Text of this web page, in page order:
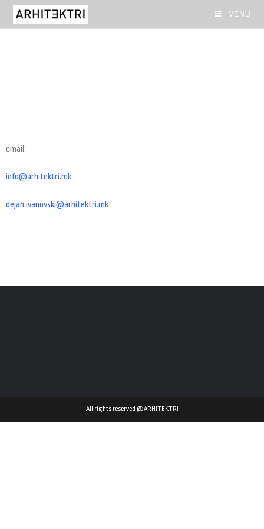
MENU
email:
info@arhitektri.mk
dejan.ivanovski@arhitektri.mk
All rights reserved @ARHITEKTRI